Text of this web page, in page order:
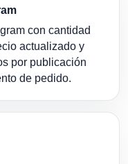
con cantidad
actualizado y
por publicación
de pedido.